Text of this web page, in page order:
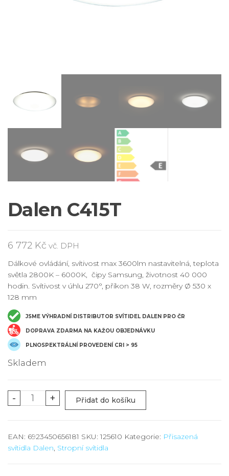
Dalen C415T
6 772 Kč vč. DPH
Dálkové ovládání, svítivost max 3600lm nastavitelná, teplota
světla 2800K – 6000K, čipy Samsung, životnost 40 000
hodin. Svítivost v úhlu 270°, příkon 38 W, rozměry Ø 530 x
128 mm
JSME VÝHRADNÍ DISTRIBUTOR SVÍTIDEL DALEN PRO ČR
DOPRAVA ZDARMA NA KAŽOU OBJEDNÁVKU
PLNOSPEKTRÁLNÍ PROVEDENÍ CRI > 95
Skladem
-
Dalen
+ Přidat do košíku
EAN: 6923450656181 SKU:125610 Kategorie: Přisazená
svítidla Dalen, Stropní svítidla